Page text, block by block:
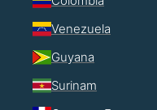
Venezuela
Guyana
Surinam